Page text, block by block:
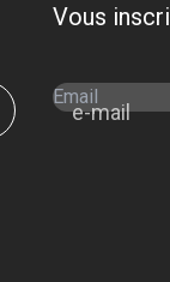
Vous
e-mail